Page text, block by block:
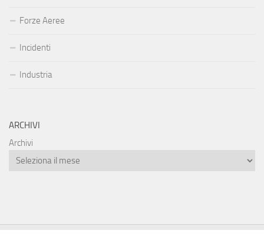
Forze Aeree
Incidenti
Industria
ARCHIVI
Archivi